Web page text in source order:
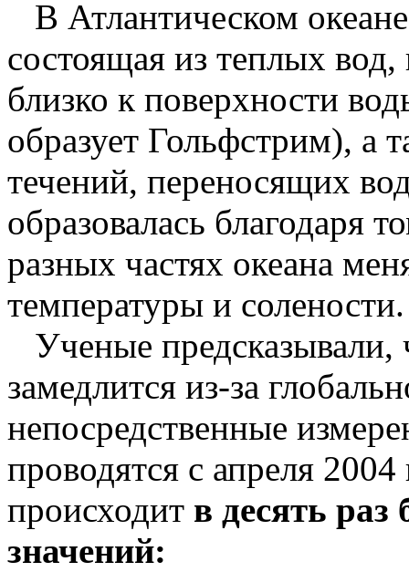
В Атлантическом
состоящая из теплых
близко к поверхности
образует Гольфстрим), а
течений, переносящих
образовалась благодаря
разных частях океана
температуры и солености.
Ученые предсказывали,
замедлится из-за
непосредственные
проводятся с апреля 2004
происходит в десять раз
значений: